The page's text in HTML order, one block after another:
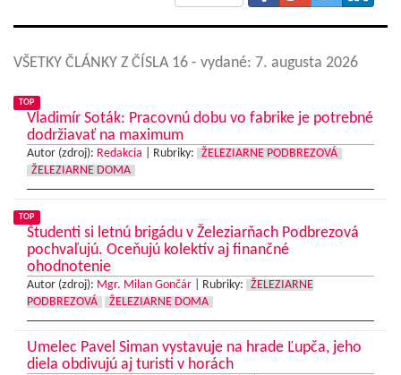
VŠETKY ČLÁNKY Z ČÍSLA 16 - vydané: 7. augusta 2026
TOP
Vladimír Soták: Pracovnú dobu vo fabrike je potrebné
dodržiavať na maximum
Autor (zdroj): Redakcia Rubriky:
ŽELEZIARNE PODBREZOVÁ
ŽELEZIARNE DOMA
TOP
Študenti si letnú brigádu v Železiarňach Podbrezová
pochvaľujú. Oceňujú kolektív aj finančné
ohodnotenie
Autor (zdroj): Mgr. Milan Gončár Rubriky:
ŽELEZIARNE
PODBREZOVÁ
ŽELEZIARNE DOMA
Umelec Pavel Siman vystavuje na hrade Ľupča, jeho
diela obdivujú aj turisti v horách